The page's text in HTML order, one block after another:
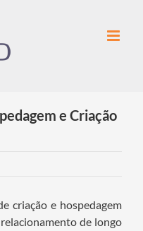
e Criação
criação e hospedagem
de longo